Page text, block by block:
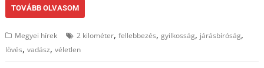
TOVÁBB OLVASOM
Megyei hírek 2 kilométer,fellebbezés,gyilkosság, járásbíróság,
lövés,vadász,véletlen